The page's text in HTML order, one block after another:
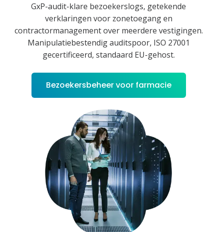
GxP-audit-klare bezoekerslogs, getekende
verklaringen voor zonetoegang en
contractormanagement over meerdere vestigingen.
Manipulatiebestendig auditspoor, ISO 27001
gecertificeerd, standaard EU-gehost.
Bezoekersbeheer voor farmacie